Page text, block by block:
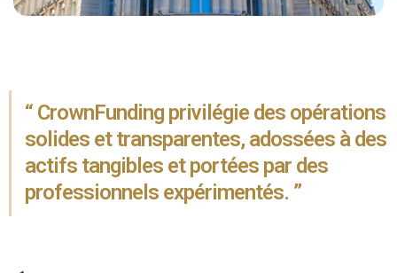
“ CrownFunding privilégie des opérations
solides et transparentes, adossées à des
actifs tangibles et portées par des
professionnels expérimentés. ”